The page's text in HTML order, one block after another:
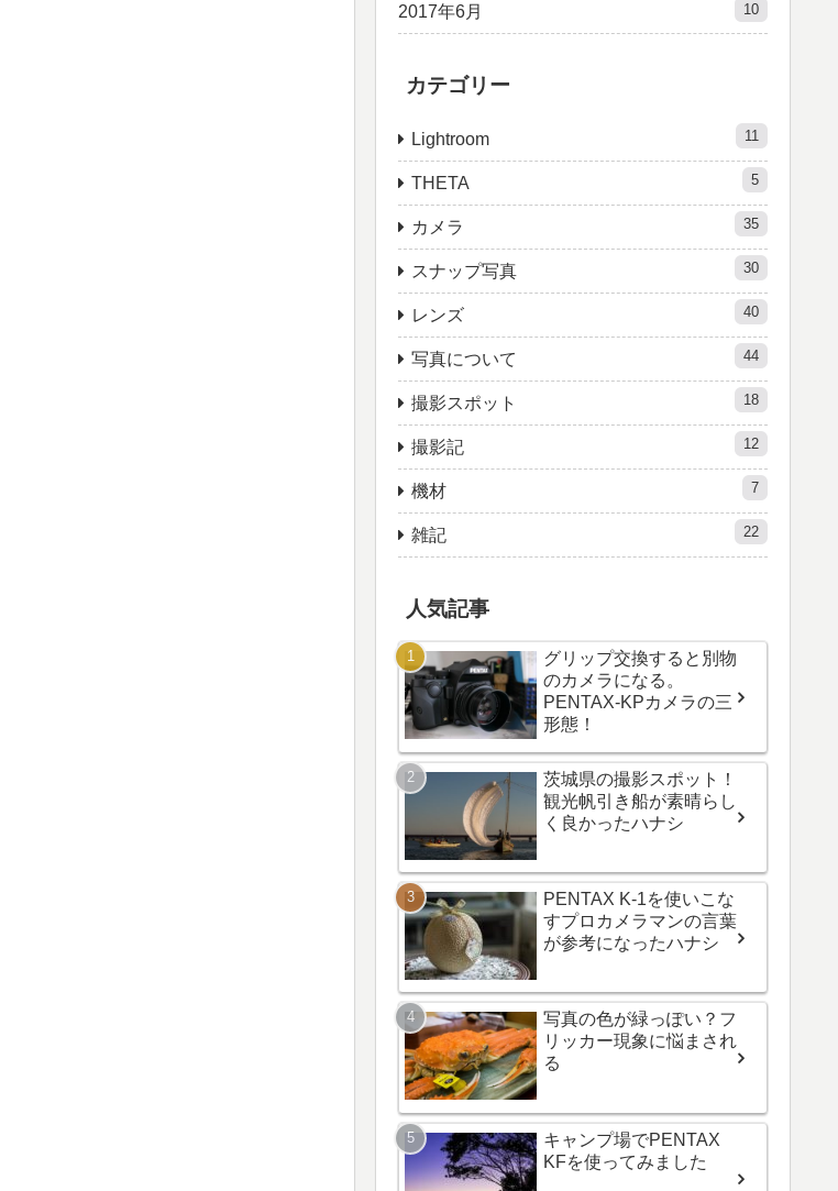
2017年6月 10
カテゴリー
Lightroom 11
THETA 5
カメラ 35
スナップ写真 30
レンズ 40
写真について 44
撮影スポット 18
撮影記 12
機材 7
雑記 22
人気記事
グリップ交換すると別物
のカメラになる。
PENTAX-KPカメラの三
形態！
茨城県の撮影スポット！
観光帆引き船が素晴らし
く良かったハナシ
PENTAX K-1を使いこな
すプロカメラマンの言葉
が参考になったハナシ
写真の色が緑っぽい？フ
リッカー現象に悩まされ
る
キャンプ場でPENTAX
KFを使ってみました